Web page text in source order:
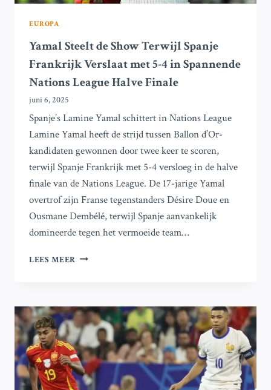
EUROPA
Yamal Steelt de Show Terwijl Spanje
Frankrijk Verslaat met 5-4 in Spannende
Nations League Halve Finale
juni 6, 2025
Spanje’s Lamine Yamal schittert in Nations League
Lamine Yamal heeft de strijd tussen Ballon d’Or-
kandidaten gewonnen door twee keer te scoren,
terwijl Spanje Frankrijk met 5-4 versloeg in de halve
finale van de Nations League. De 17-jarige Yamal
overtrof zijn Franse tegenstanders Désire Doue en
Ousmane Dembélé, terwijl Spanje aanvankelijk
domineerde tegen het vermoeide team…
LEES MEER YAMAL
TERWIJL
SPANJE
FRANKRIJK
VERSLAAT
MET
5-
4